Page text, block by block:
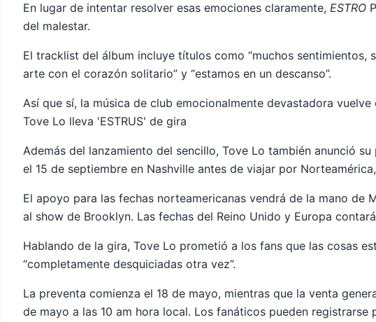
En lugar de intentar resolver esas emociones claramente, ESTRO
del malestar.
El tracklist del álbum incluye títulos como “muchos sentimientos,
arte con el corazón solitario” y “estamos en un descanso”.
Así que sí, la música de club emocionalmente devastadora vuelve
Tove Lo lleva 'ESTRUS' de gira
Además del lanzamiento del sencillo, Tove Lo también anunció su
el 15 de septiembre en Nashville antes de viajar por
El apoyo para las fechas norteamericanas vendrá de la mano de
al show de Brooklyn. Las fechas del Reino Unido y Europa
Hablando de la gira, Tove Lo prometió a los fans que las cosas
“completamente desquiciadas otra vez”.
La preventa comienza el 18 de mayo, mientras que la venta
de mayo a las 10 am hora local. Los fanáticos pueden registrarse